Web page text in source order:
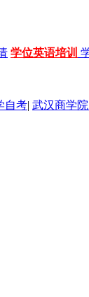
学位英语培训
自考| 武汉商学